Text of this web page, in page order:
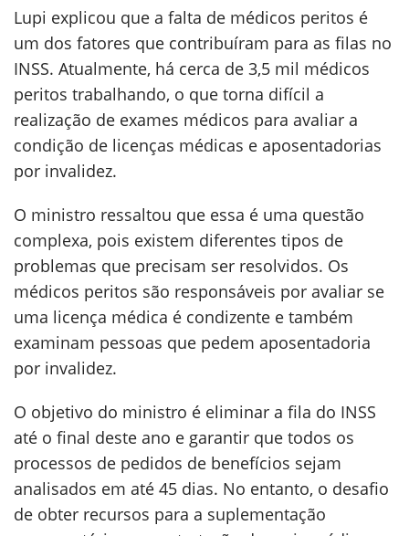
Lupi explicou que a falta de médicos peritos é
um dos fatores que contribuíram para as filas no
INSS. Atualmente, há cerca de 3,5 mil médicos
peritos trabalhando, o que torna difícil a
realização de exames médicos para avaliar a
condição de licenças médicas e aposentadorias
por invalidez.
O ministro ressaltou que essa é uma questão
complexa, pois existem diferentes tipos de
problemas que precisam ser resolvidos. Os
médicos peritos são responsáveis por avaliar se
uma licença médica é condizente e também
examinam pessoas que pedem aposentadoria
por invalidez.
O objetivo do ministro é eliminar a fila do INSS
até o final deste ano e garantir que todos os
processos de pedidos de benefícios sejam
analisados em até 45 dias. No entanto, o desafio
de obter recursos para a suplementação